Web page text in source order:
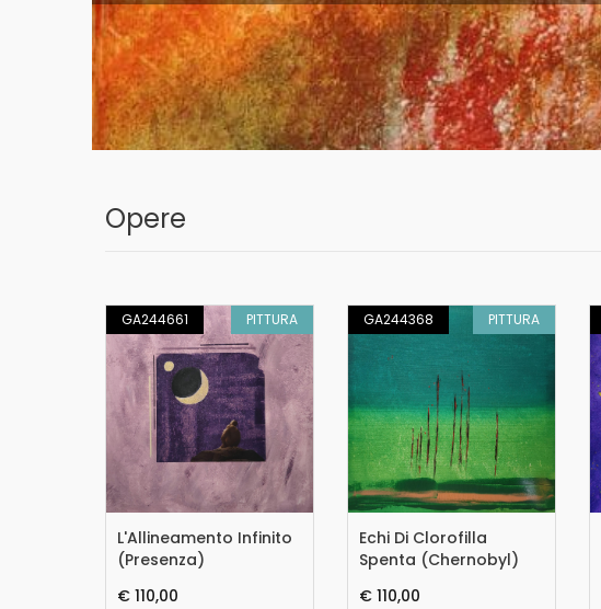
Opere
GA244661 PITTURA
L'Allineamento Infinito
(Presenza)
€ 110,00
GA244368 PITTURA
Echi Di Clorofilla
Spenta (Chernobyl)
€ 110,00